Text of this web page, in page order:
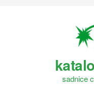
sadnice